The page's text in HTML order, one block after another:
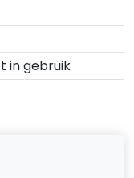
in gebruik